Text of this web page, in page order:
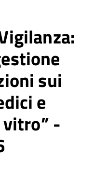
sui
e
-